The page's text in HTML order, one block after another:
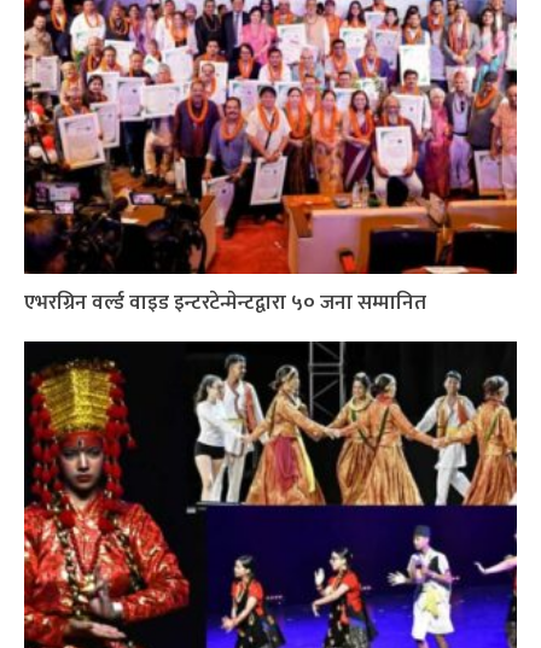
एभरग्रिन वर्ल्ड वाइड इन्टरटेन्मेन्टद्वारा ५० जना सम्मानित